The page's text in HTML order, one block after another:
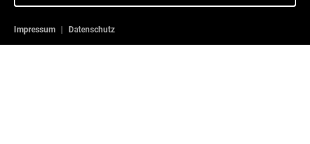
Impressum Datenschutz